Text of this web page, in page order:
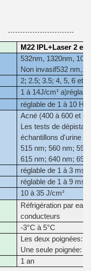
M22 IPL+Laser 2 en
532nm, 1320nm,
Non invasif532 nm,
2; 2.5; 3.5; 4, 5, 6 et
1 à 14J/cm² a)
réglable de 1 à 10 Hz
Acné (400 à 600 et
Les tests de
échantillons d'urine et
515 nm; 560 nm; 590
615 nm; 640 nm; 695
réglable de 1 à 3 ms
réglable de 1 à 9 ms
10 à 35 J/cm²
Réfrigération par
conducteurs
-3°C à 5°C
Les deux poignées:
Une seule poignée:
1 an